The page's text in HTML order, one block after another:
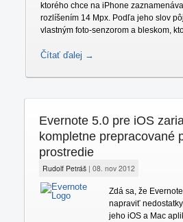
ktorého chce na iPhone
rozlíšením 14 Mpx. Podľa jeho slov
vlastným foto-senzorom a bleskom,
Čítať ďalej →
Evernote 5.0 pre iOS
kompletne prepracované
prostredie
Rudolf Petráš| 08. nov 2012
Zdá sa, že
napraviť
jeho iOS a Mac